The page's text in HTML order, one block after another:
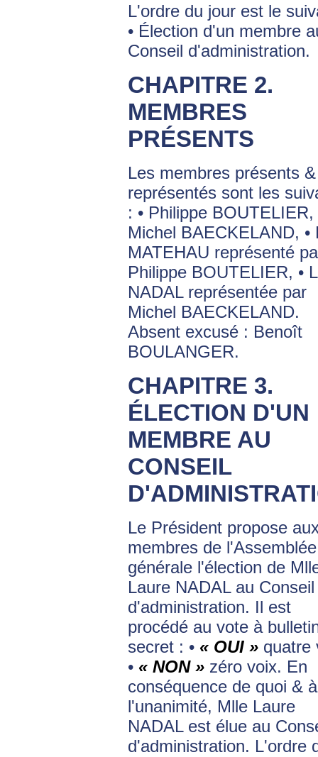
L'ordre du jour est le
• Élection d'un membre
Conseil d'administration.
CHAPITRE 2.
MEMBRES
PRÉSENTS
Les membres présents &
représentés sont les
: • Philippe BOUTELIER,
Michel BAECKELAND, •
MATEHAU représenté
Philippe BOUTELIER, •
NADAL représentée par
Michel BAECKELAND.
Absent excusé : Benoît
BOULANGER.
CHAPITRE 3.
ÉLECTION D'UN
MEMBRE AU
CONSEIL
Le Président propose
membres de l'Assemblée
générale l'élection de
Laure NADAL au Conseil
d'administration. Il est
procédé au vote à
secret : • « OUI » quatre
• « NON » zéro voix. En
conséquence de quoi & à
l'unanimité, Mlle Laure
NADAL est élue au
d'administration. L'ordre